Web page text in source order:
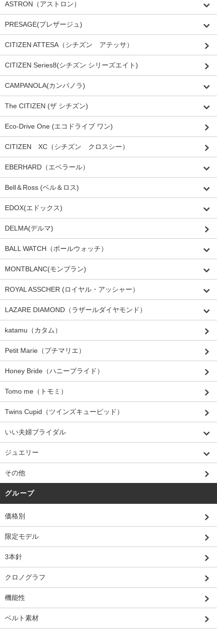
ASTRON（アストロン）
PRESAGE(プレザージュ)
CITIZEN ATTESA（シチズン アテッサ）
CITIZEN Series8(シチズン シリーズエイト)
CAMPANOLA(カンパノラ)
The CITIZEN (ザ シチズン)
Eco-Drive One (エコドライブ ワン)
CITIZEN XC（シチズン クロスシー）
EBERHARD（エベラール）
Bell＆Ross (ベル＆ロス)
EDOX(エドックス)
DELMA(デルマ)
BALL WATCH（ボールウォッチ）
MONTBLANC(モンブラン)
ROYAL ASSCHER (ロイヤル・アッシャー）
LAZARE DIAMOND（ラザールダイヤモンド）
katamu（カタム）
Petit Marie（プチマリエ）
Honey Bride（ハニーブライド）
Tomo me（トモミ）
Twins Cupid（ツインズキューピッド）
いい夫婦ブライダル
ジュエリー
その他
グループ
価格別
限定モデル
3本針
クロノグラフ
機能性
ベルト素材